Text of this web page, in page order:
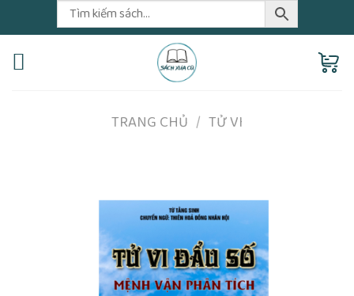
to
content
TRANG CHỦ / TỬ VI